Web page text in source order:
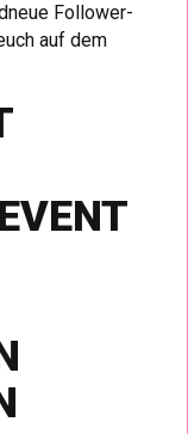
Follower-
auf dem